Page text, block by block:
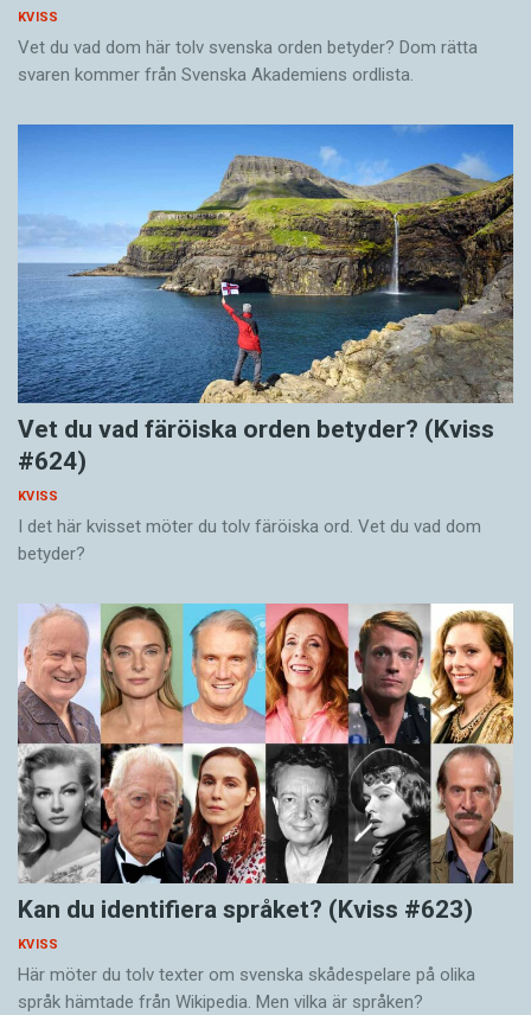
KVISS
Vet du vad dom här tolv svenska orden betyder? Dom rätta
svaren kommer från Svenska Akademiens ordlista.
Vet du vad färöiska orden betyder? (Kviss
#624)
KVISS
I det här kvisset möter du tolv färöiska ord. Vet du vad dom
betyder?
Kan du identifiera språket? (Kviss #623)
KVISS
Här möter du tolv texter om svenska skådespelare på olika
språk hämtade från Wikipedia. Men vilka är språken?